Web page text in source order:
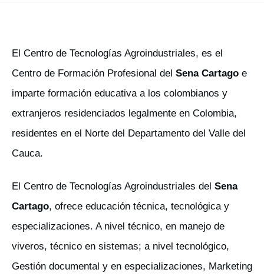
El Centro de Tecnologías Agroindustriales, es el
Centro de Formación Profesional del Sena Cartago e
imparte formación educativa a los colombianos y
extranjeros residenciados legalmente en Colombia,
residentes en el Norte del Departamento del Valle del
Cauca.
El Centro de Tecnologías Agroindustriales del Sena
Cartago, ofrece educación técnica, tecnológica y
especializaciones. A nivel técnico, en manejo de
viveros, técnico en sistemas; a nivel tecnológico,
Gestión documental y en especializaciones, Marketing